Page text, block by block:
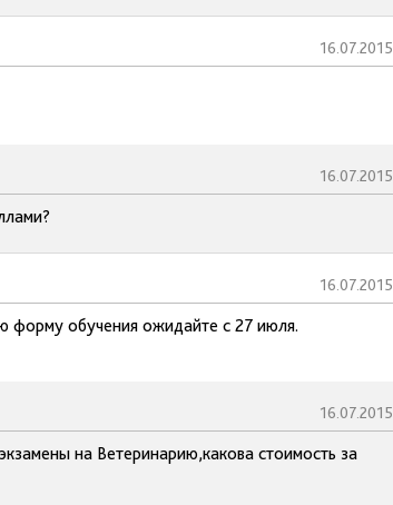
16.07.2015
16.07.2015
16.07.2015
форму обучения ожидайте с 27 июля.
16.07.2015
на Ветеринарию,какова стоимость за